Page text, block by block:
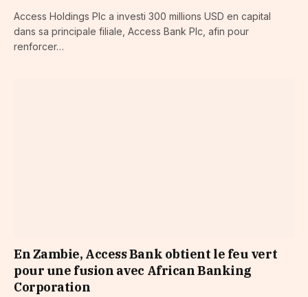
Access Holdings Plc a investi 300 millions USD en capital
dans sa principale filiale, Access Bank Plc, afin pour
renforcer…
En Zambie, Access Bank obtient le feu vert
pour une fusion avec African Banking
Corporation